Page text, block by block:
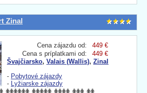
Zinal
Cena zájazdu od:
449 €
Cena s príplatkami od:
449 €
Švajčiarsko, Valais (Wallis), Zinal
- Pobytové zájazdy
- Lyžiarske zájazdy